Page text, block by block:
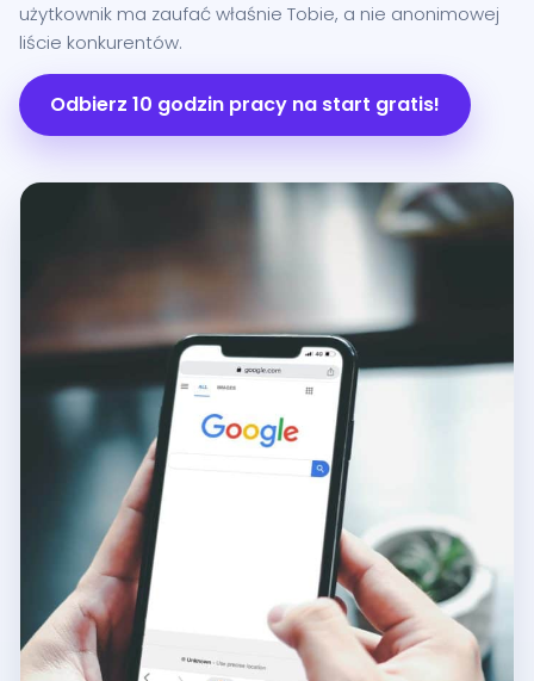
użytkownik ma zaufać właśnie Tobie, a nie anonimowej
liście konkurentów.
Odbierz 10 godzin pracy na start gratis!